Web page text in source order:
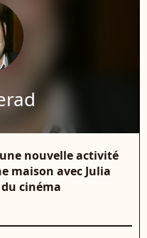
nouvelle activité
maison avec Julia
cinéma